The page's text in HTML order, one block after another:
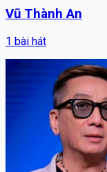
Vũ Thành An
1 bài hát